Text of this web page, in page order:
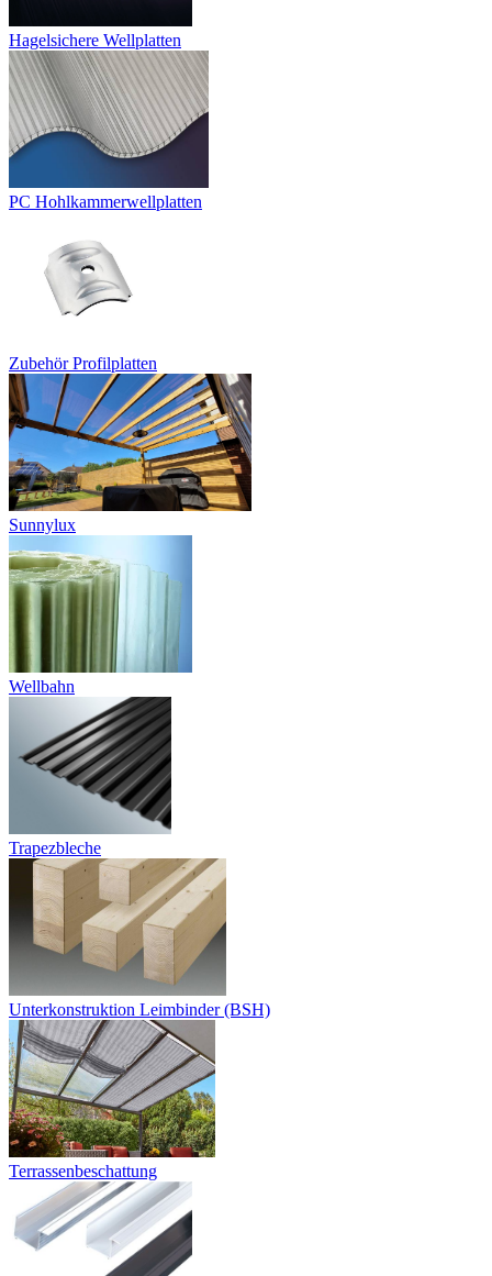
Hagelsichere Wellplatten
PC Hohlkammerwellplatten
Zubehör Profilplatten
Sunnylux
Wellbahn
Trapezbleche
Unterkonstruktion Leimbinder (BSH)
Terrassenbeschattung